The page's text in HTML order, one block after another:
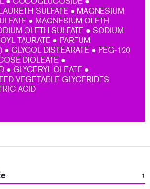
SULFATE ● MAGNESIUM
● MAGNESIUM OLETH
OLETH SULFATE ● SODIUM
TAURATE ● PARFUM
● GLYCOL DISTEARATE ● PEG-120
DIOLEATE ●
● GLYCERYL OLEATE ●
VEGETABLE GLYCERIDES
ACID
: 1